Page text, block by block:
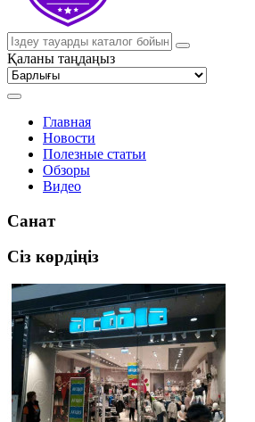
Қаланы таңдаңыз
Главная
Новости
Полезные статьи
Обзоры
Видео
Санат
Сіз көрдіңіз